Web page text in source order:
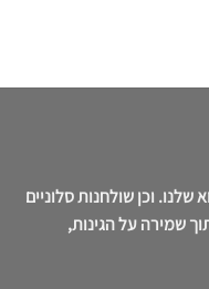
שלנו. וכן שולחנות סלוניים
שמירה על הגינות,